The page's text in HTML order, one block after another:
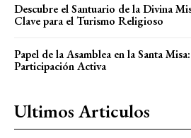
Descubre el Santuario de la Divina
Clave para el Turismo Religioso
Papel de la Asamblea en la Santa
Participación Activa
Ultimos Articulos